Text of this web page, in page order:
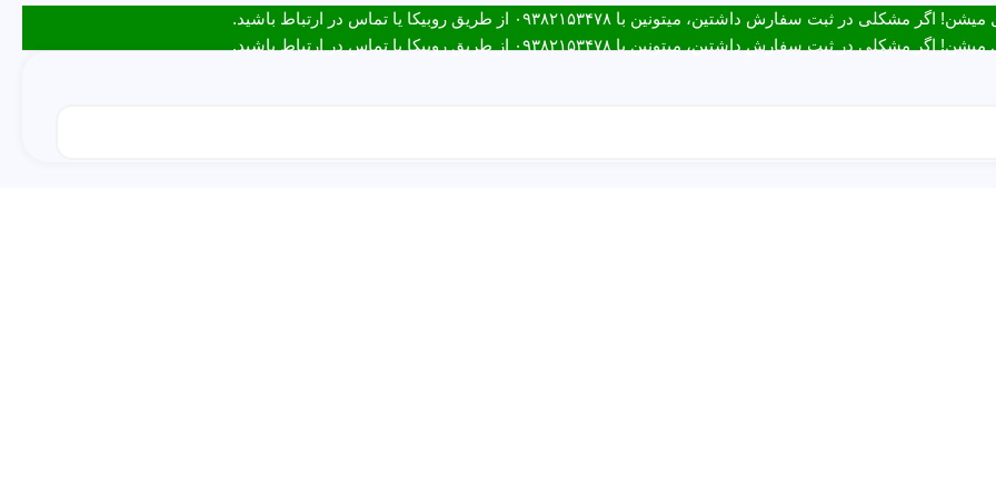
داشتین، میتونین با ۰۹۳۸۲۱۵۳۴۷۸ از طریق روبیکا یا تماس در ارتباط باشید.
داشتین، میتونین با ۰۹۳۸۲۱۵۳۴۷۸ از طریق روبیکا یا تماس در ارتباط باشید.